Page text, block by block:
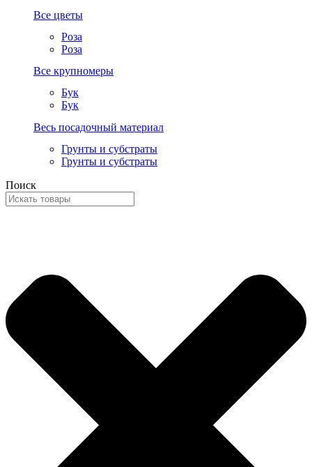
Все цветы
Роза
Роза
Все крупномеры
Бук
Бук
Весь посадочный материал
Грунты и субстраты
Грунты и субстраты
Поиск